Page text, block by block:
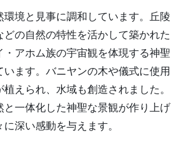
環境と見事に調和しています。丘陵
の自然の特性を活かして築かれた
・アホム族の宇宙観を体現する神聖
います。バニヤンの木や儀式に使用
えられ、水域も創造されました。
と一体化した神聖な景観が作り上げ
深い感動を与えます。